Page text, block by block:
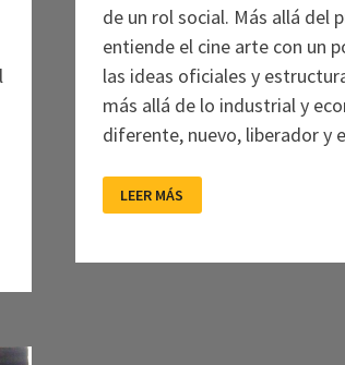
de un rol social. Más allá del
entiende el cine arte con un
las ideas oficiales y
más allá de lo industrial y
diferente, nuevo, liberador y
ARTE
NORMANDIE,
PÚBLICOS
LEER MÁS